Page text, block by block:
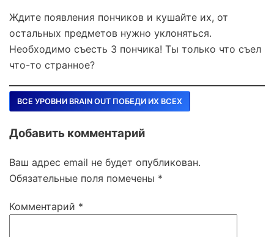
Ждите появления пончиков и кушайте их, от
остальных предметов нужно уклоняться.
Необходимо съесть 3 пончика! Ты только что съел
что-то странное?
ВСЕ УРОВНИ BRAIN OUT ПОБЕДИ ИХ ВСЕХ
Добавить комментарий
Ваш адрес email не будет опубликован.
Обязательные поля помечены *
Комментарий *